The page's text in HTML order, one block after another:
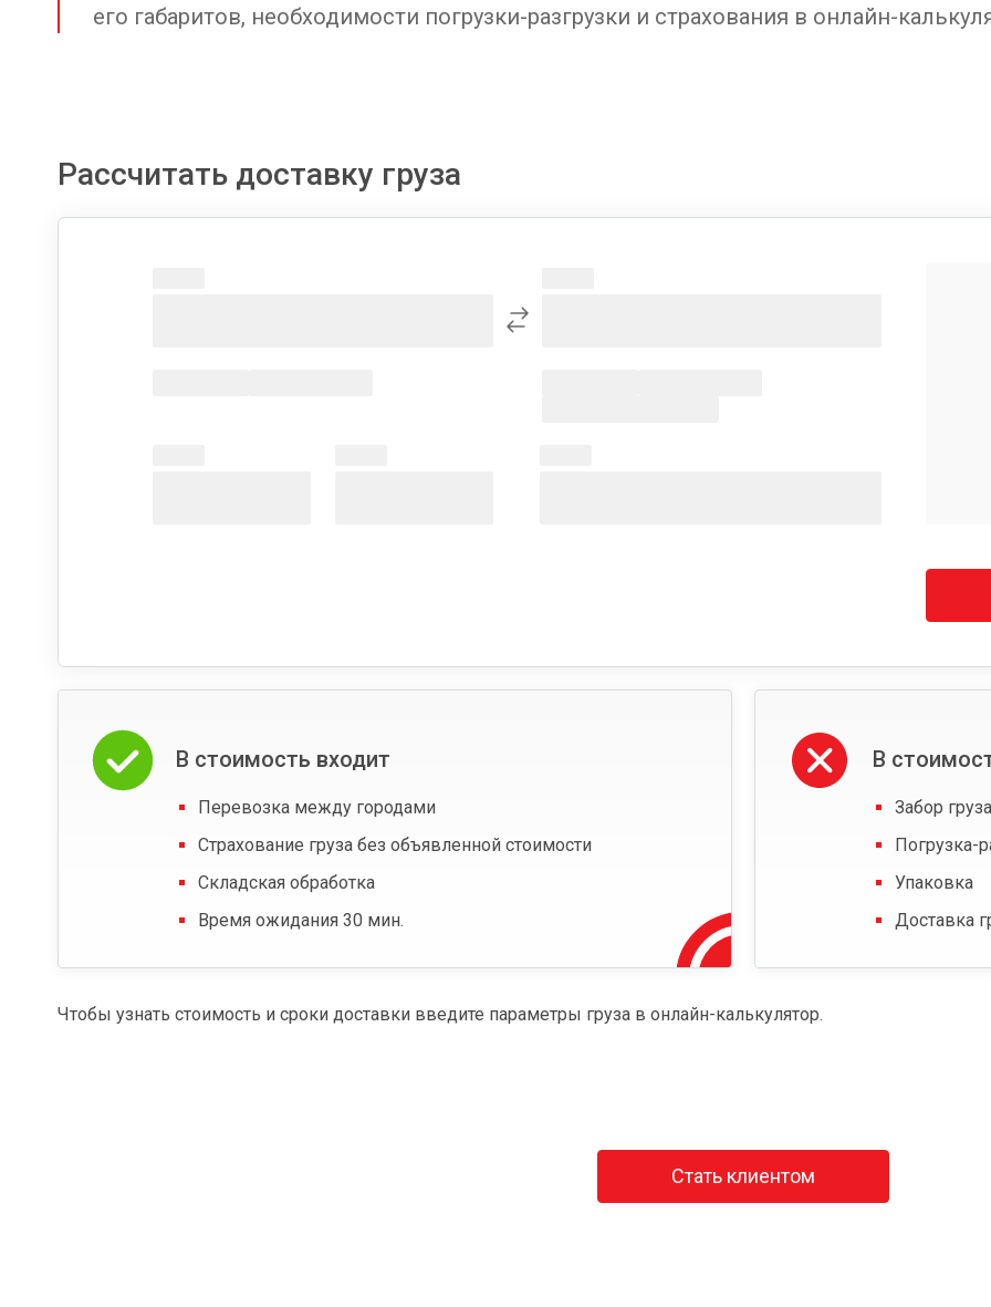
его габаритов, необходимости погрузки-разгрузки и страхования в онлайн-
Рассчитать доставку груза
В стоимость входит
Перевозка между городами
Страхование груза без объявленной стоимости
Складская обработка
Время ожидания 30 мин.
В
Забор
Погрузка-
Упаковка
Доставка
Чтобы узнать стоимость и сроки доставки введите параметры груза в онлайн-калькулятор.
Стать клиентом